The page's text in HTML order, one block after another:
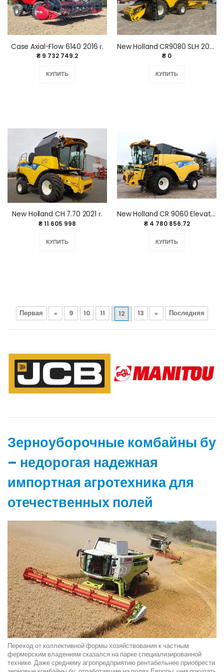
Case Axial-Flow 6140 2016 г.
₴ 9 732 749.2
КУПИТЬ
New Holland CR9080 SLH 2007 г.
₴ 0
КУПИТЬ
New Holland CH 7.70 2021 г.
₴ 11 605 998
КУПИТЬ
New Holland CR 9060 Elevation 2009 г.
₴ 4 780 856.72
КУПИТЬ
Первая « 9 10 11 12 13 » Последняя
Зерноуборочные комбайны бу
– недорогая надежная
импортная агротехника для
отечественных полей
Переход от коллективной формы хозяйствования к частным
фермерским владениям сказался на парке специализированной
технике. Даже среднему агропредприятию рентабельнее приобрести